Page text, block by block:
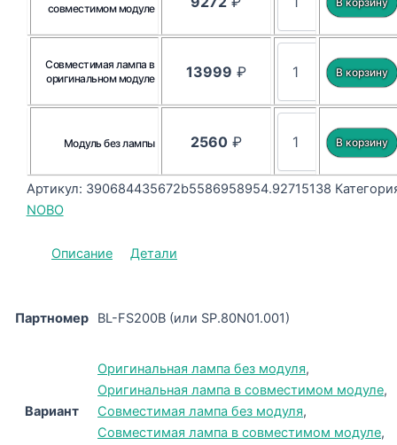
совместимом модуле
Совместимая лампа в
оригинальном модуле
13999 ₽
Модуль без лампы 2560₽
Артикул: 390684435672b5586958954.92715138
NOBO
Описание Детали
Партномер BL-FS200B (или SP.80N01.001)
Вариант
Оригинальная лампа без модуля,
Оригинальная лампа в совместимом модуле,
Совместимая лампа без модуля,
Совместимая лампа в совместимом модуле,